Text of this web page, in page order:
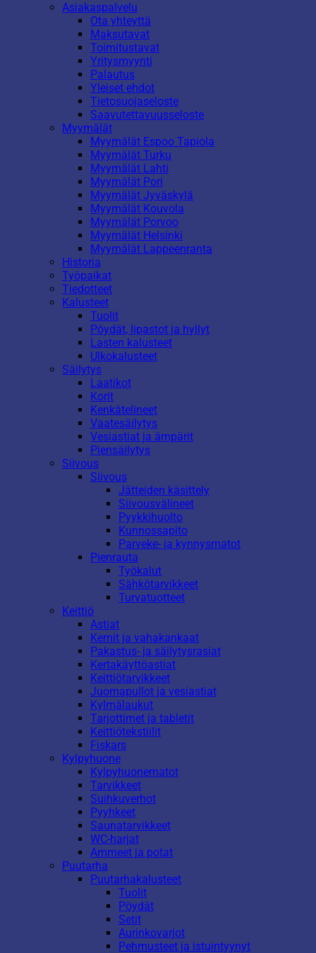
Asiakaspalvelu
Ota yhteyttä
Maksutavat
Toimitustavat
Yritysmyynti
Palautus
Yleiset ehdot
Tietosuojaseloste
Saavutettavuusseloste
Myymälät
Myymälät Espoo Tapiola
Myymälät Turku
Myymälät Lahti
Myymälät Pori
Myymälät Jyväskylä
Myymälät Kouvola
Myymälät Porvoo
Myymälät Helsinki
Myymälät Lappeenranta
Historia
Työpaikat
Tiedotteet
Kalusteet
Tuolit
Pöydät, lipastot ja hyllyt
Lasten kalusteet
Ulkokalusteet
Säilytys
Laatikot
Korit
Kenkätelineet
Vaatesäilytys
Vesiastiat ja ämpärit
Piensäilytys
Siivous
Siivous
Jätteiden käsittely
Siivousvälineet
Pyykkihuolto
Kunnossapito
Parveke- ja kynnysmatot
Pienrauta
Työkalut
Sähkötarvikkeet
Turvatuotteet
Keittiö
Astiat
Kernit ja vahakankaat
Pakastus- ja säilytysrasiat
Kertakäyttöastiat
Keittiötarvikkeet
Juomapullot ja vesiastiat
Kylmälaukut
Tarjottimet ja tabletit
Keittiötekstiilit
Fiskars
Kylpyhuone
Kylpyhuonematot
Tarvikkeet
Suihkuverhot
Pyyhkeet
Saunatarvikkeet
WC-harjat
Ammeet ja potat
Puutarha
Puutarhakalusteet
Tuolit
Pöydät
Setit
Aurinkovarjot
Pehmusteet ja istuintyynyt